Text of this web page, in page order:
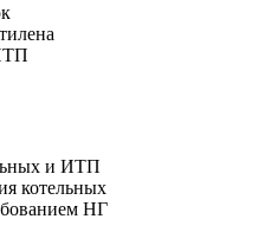
и ИТП
котельных
НГ